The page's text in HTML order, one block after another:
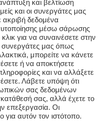
but a transformative
interact with customers. AI is no
και βελτίωση
και οι συνεργάτες μας
ακριβή δεδομένα
μέσω σάρωσης
για να συναινέσετε στην
συνεργάτες μας όπως
μπορείτε να κάνετε
ή να αποκτήσετε
και να αλλάξετε
Λάβετε υπόψη ότι
σας δεδομένων
σας, αλλά έχετε το
επεξεργασία. Οι
για αυτόν τον ιστότοπο.